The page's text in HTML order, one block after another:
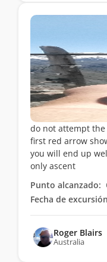
do not attempt
first red arrow
you will end up
only ascent
Punto alcanzado:
Fecha de
Roger Blairs
Australia